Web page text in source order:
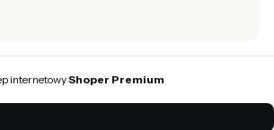
internetowyShoper Premium